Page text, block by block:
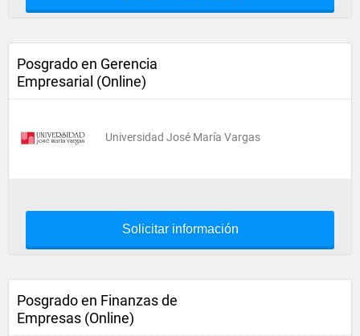
Posgrado en Gerencia
Empresarial (Online)
Universidad José María Vargas
Solicitar información
Posgrado en Finanzas de
Empresas (Online)